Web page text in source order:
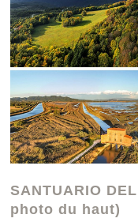
SANTUARIO
photo du haut)